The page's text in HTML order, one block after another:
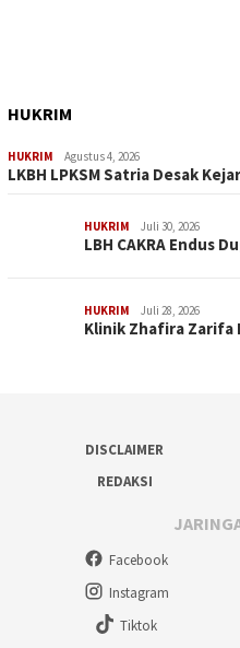
HUKRIM
HUKRIM Agustus 4, 2026
LKBH LPKSM Satria Desak
HUKRIM Juli 30, 2026
LBH CAKRA Endus
HUKRIM Juli 28, 2026
Klinik Zhafira
DISCLAIMER
REDAKSI
Facebook
Instagram
Tiktok